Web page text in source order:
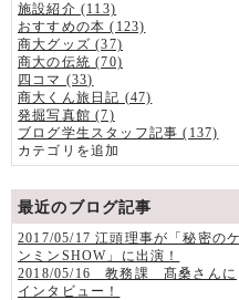
施設紹介 (113)
おすすめの本 (123)
商大グッズ (37)
商大の伝統 (70)
四コマ (33)
商大くん旅日記 (47)
発掘写真館 (7)
ブログ学生スタッフ記事 (137)
カテゴリを追加
最近のブログ記事
2017/05/17 江頭理事が「秘密のケ
ンミンSHOW」に出演！
2018/05/16 教務課 髙桑さんに
インタビュー！